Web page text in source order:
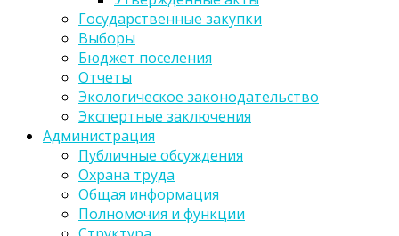
Государственные закупки
Выборы
Бюджет поселения
Отчеты
Экологическое законодательство
Экспертные заключения
Администрация
Публичные обсуждения
Охрана труда
Общая информация
Полномочия и функции